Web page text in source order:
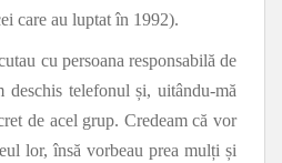
care au luptat în 1992).
cu persoana responsabilă de
telefonul și, uitându-mă
de acel grup. Credeam că vor
lor, însă vorbeau prea mulți și